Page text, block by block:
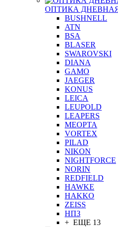
ОПТИКА
BUSHNELL
ATN
BSA
BLASER
SWAROVSKI
DIANA
GAMO
JAEGER
KONUS
LEICA
LEUPOLD
LEAPERS
MEOPTA
VORTEX
PILAD
NIKON
NIGHTFORCE
NORIN
REDFIELD
HAWKE
HAKKO
ZEISS
НПЗ
+ ЕЩЕ 13